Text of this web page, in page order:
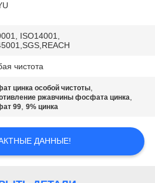
ISO14001,
чистота
цинка особой чистоты,
ржавчины фосфата цинка,
99,9% цинка
ДАННЫЕ!